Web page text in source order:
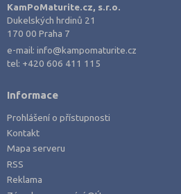
KamPoMaturite.cz, s.r.o.
Dukelských hrdinů 21
170 00 Praha 7
e-mail:info@kampomaturite.cz
tel: +420 606 411 115
Informace
Prohlášení o přístupnosti
Kontakt
Mapa serveru
RSS
Reklama